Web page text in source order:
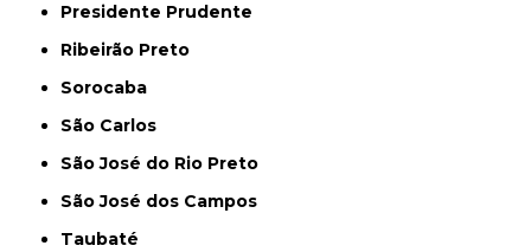
Presidente Prudente
Ribeirão Preto
Sorocaba
São Carlos
São José do Rio Preto
São José dos Campos
Taubaté